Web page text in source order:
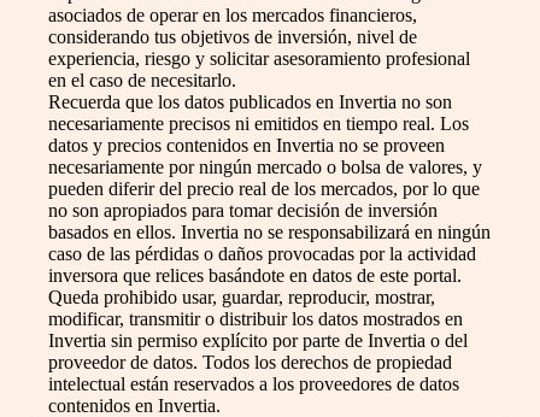
asociados de operar en los mercados financieros,
considerando tus objetivos de inversión, nivel de
experiencia, riesgo y solicitar asesoramiento profesional
en el caso de necesitarlo.
Recuerda que los datos publicados en Invertia no son
necesariamente precisos ni emitidos en tiempo real. Los
datos y precios contenidos en Invertia no se proveen
necesariamente por ningún mercado o bolsa de valores, y
pueden diferir del precio real de los mercados, por lo que
no son apropiados para tomar decisión de inversión
basados en ellos. Invertia no se responsabilizará en ningún
caso de las pérdidas o daños provocadas por la actividad
inversora que relices basándote en datos de este portal.
Queda prohibido usar, guardar, reproducir, mostrar,
modificar, transmitir o distribuir los datos mostrados en
Invertia sin permiso explícito por parte de Invertia o del
proveedor de datos. Todos los derechos de propiedad
intelectual están reservados a los proveedores de datos
contenidos en Invertia.